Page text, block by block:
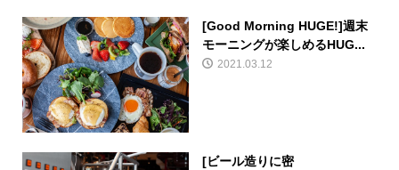
[Good Morning HUGE!]週末
モーニングが楽しめるHUG...
2021.03.12
[ビール造りに密